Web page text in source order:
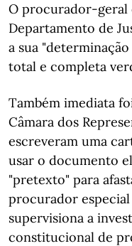
O procurador-geral
Departamento de
a sua
total e completa
Também imediata
Câmara dos
escreveram uma
usar o documento
"pretexto" para
procurador
supervisiona a
constitucional de